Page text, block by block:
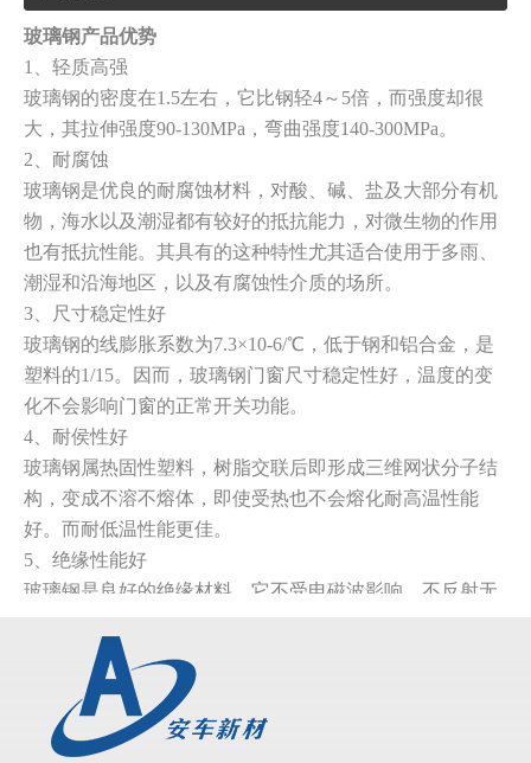
玻璃钢产品优势
1、轻质高强
玻璃钢的密度在1.5左右，它比钢轻4～5倍，而强度却很
大，其拉伸强度90-130MPa，弯曲强度140-300MPa。
2、耐腐蚀
玻璃钢是优良的耐腐蚀材料，对酸、碱、盐及大部分有机
物，海水以及潮湿都有较好的抵抗能力，对微生物的作用
也有抵抗性能。其具有的这种特性尤其适合使用于多雨、
潮湿和沿海地区，以及有腐蚀性介质的场所。
3、尺寸稳定性好
玻璃钢的线膨胀系数为7.3×10-6/℃，低于钢和铝合金，是
塑料的1/15。因而，玻璃钢门窗尺寸稳定性好，温度的变
化不会影响门窗的正常开关功能。
4、耐侯性好
玻璃钢属热固性塑料，树脂交联后即形成三维网状分子结
构，变成不溶不熔体，即使受热也不会熔化耐高温性能
好。而耐低温性能更佳。
5、绝缘性能好
玻璃钢是良好的绝缘材料，它不受电磁波影响，不反射无
玻璃钢门窗对野外临时建筑物及通讯系统的建筑物具有特
殊的用途。
6、色彩丰富
玻璃钢硬度高，可涂装各种涂料，制成各种颜色的门窗，